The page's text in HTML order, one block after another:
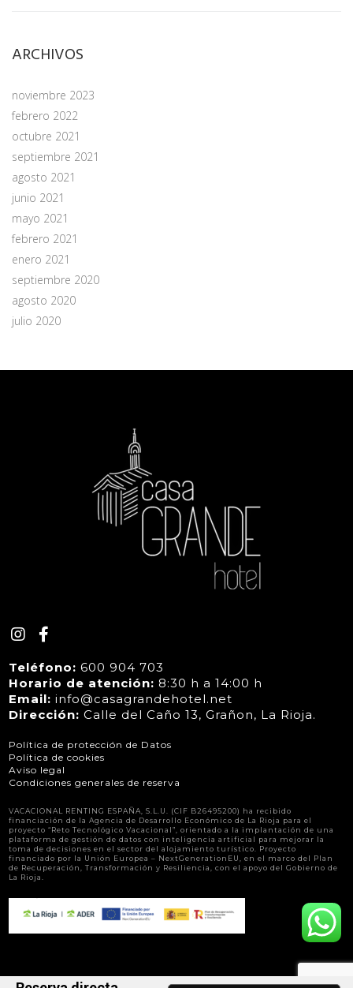
ARCHIVOS
noviembre 2023
febrero 2022
octubre 2021
septiembre 2021
agosto 2021
junio 2021
mayo 2021
febrero 2021
enero 2021
septiembre 2020
agosto 2020
julio 2020
Teléfono: 600 904 703
Horario de atención: 8:30 h a 14:00 h
Email: info@casagrandehotel.net
Dirección: Calle del Caño 13, Grañon, La Rioja.
Política de protección de Datos
Política de cookies
Aviso legal
Condiciones generales de reserva
VACACIONAL RENTING ESPAÑA, S.L.U. (CIF B26495200) ha recibido
financiación de la Agencia de Desarrollo Económico de La Rioja para el
proyecto “Reto Tecnológico Vacacional”, orientado a la implantación de una
plataforma de gestión de datos con inteligencia artificial para mejorar la
toma de decisiones en el sector del alojamiento turístico. Proyecto
financiado por la Unión Europea – NextGenerationEU, en el marco del Plan
de Recuperación, Transformación y Resiliencia, con el apoyo del Gobierno de
La Rioja.